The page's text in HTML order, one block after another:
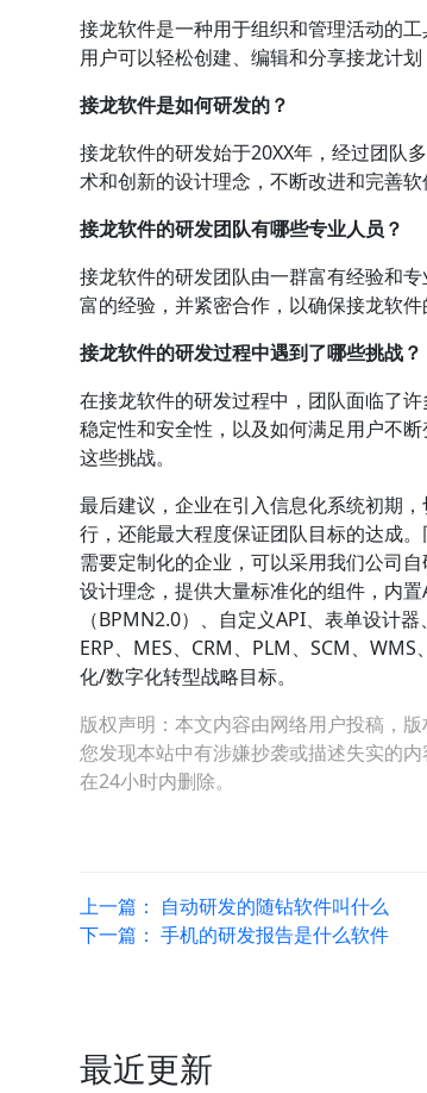
接龙软件是一种用于组织和管理活动的
用户可以轻松创建、编辑和分享接龙计划
接龙软件是如何研发的？
接龙软件的研发始于20XX年，经过团队
术和创新的设计理念，不断改进和完善
接龙软件的研发团队有哪些专业人员？
接龙软件的研发团队由一群富有经验和
富的经验，并紧密合作，以确保接龙软件
接龙软件的研发过程中遇到了哪些挑战？
在接龙软件的研发过程中，团队面临了
稳定性和安全性，以及如何满足用户不
这些挑战。
最后建议，企业在引入信息化系统初期
行，还能最大程度保证团队目标的达成
需要定制化的企业，可以采用我们公司
设计理念，提供大量标准化的组件，内
（BPMN2.0）、自定义API、表单设计
ERP、MES、CRM、PLM、SCM、
化/数字化转型战略目标。
版权声明：本文内容由网络用户投稿，
您发现本站中有涉嫌抄袭或描述失实的
在24小时内删除。
上一篇： 自动研发的随钻软件叫什么
下一篇：手机的研发报告是什么软件
最近更新